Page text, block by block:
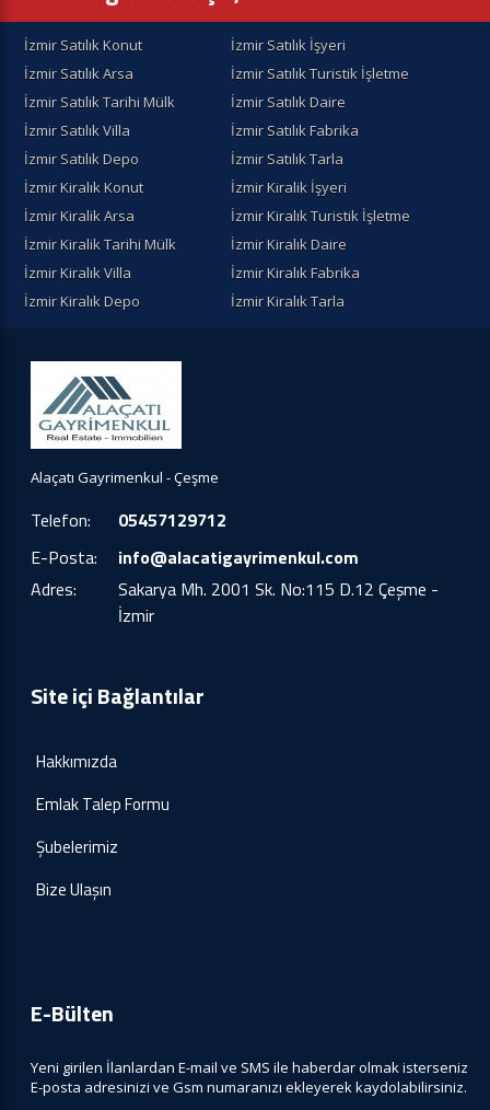
İzmir Satılık Konut
İzmir Satılık İşyeri
İzmir Satılık Arsa
İzmir Satılık Turistik İşletme
İzmir Satılık Tarihi Mülk
İzmir Satılık Daire
İzmir Satılık Villa
İzmir Satılık Fabrika
İzmir Satılık Depo
İzmir Satılık Tarla
İzmir Kiralık Konut
İzmir Kiralik İşyeri
İzmir Kiralik Arsa
İzmir Kiralık Turistik İşletme
İzmir Kiralik Tarihi Mülk
İzmir Kiralık Daire
İzmir Kiralık Villa
İzmir Kiralık Fabrika
İzmir Kiralık Depo
İzmir Kiralık Tarla
Alaçatı Gayrimenkul - Çeşme
Telefon:
05457129712
E-Posta:
info@alacatigayrimenkul.com
Adres:
Sakarya Mh. 2001 Sk. No:115 D.12 Çeşme -
İzmir
Site içi Bağlantılar
Hakkımızda
Emlak Talep Formu
Şubelerimiz
Bize Ulaşın
E-Bülten
Yeni girilen İlanlardan E-mail ve SMS ile haberdar olmak isterseniz
E-posta adresinizi ve Gsm numaranızı ekleyerek kaydolabilirsiniz.